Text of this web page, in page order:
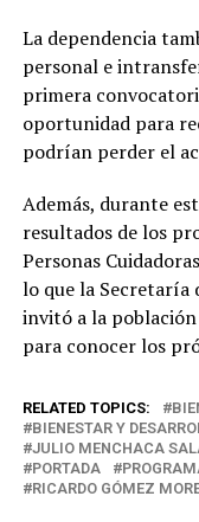
La dependencia
personal e
primera
oportunidad para
podrían perder el
Además, durante
resultados de los
Personas
lo que la Secretaría
invitó a la
para conocer los
RELATED TOPICS:
BIENESTAR Y
JULIO MENCHACA
PORTADA
RICARDO GÓMEZ